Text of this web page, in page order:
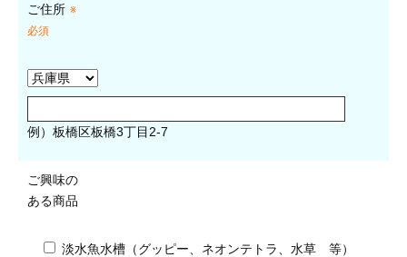
ご住所 ※
必須
例）板橋区板橋3丁目2-7
ご興味の
ある商品
淡水魚水槽（グッピー、ネオンテトラ、水草 等）